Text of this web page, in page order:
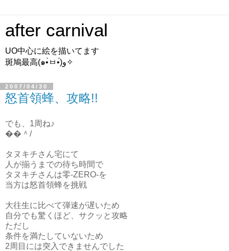
after carnival
UO中心に絵を描いてます
斑鳩最高(๑•̀ㅂ•́)و✧
2007/04/30
怒首領蜂、攻略!!
でも、1周ね♪
��＾/
タヌキチさん宅にて
人が揃うまでの待ち時間で
タヌキチさんは零-ZERO-を
当方は怒首領蜂を挑戦
大往生に比べて弾速が遅いため
自分でも驚くほど、サクッと攻略
ただし
条件を満たしていないため
2周目には突入できませんでした